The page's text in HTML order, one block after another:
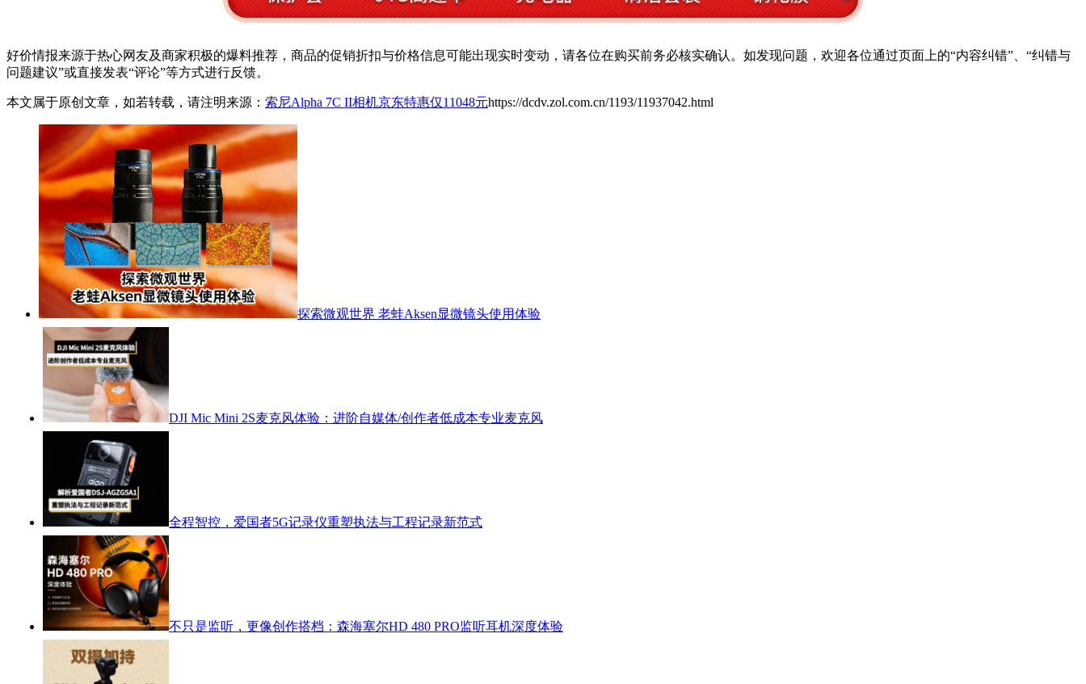
好价情报来源于热心网友及商家积极的爆料推荐，商品的促销折扣与价格信息可能出现实时变动，请各位在购买前务必核实确认。如发现问题，欢迎各位通过页面上的“内容纠错”、“纠错与
问题建议”或直接发表“评论”等方式进行反馈。
本文属于原创文章，如若转载，请注明来源： 索尼Alpha 7C II相机京东特惠仅11048元https://dcdv.zol.com.cn/1193/11937042.html
探索微观世界 老蛙Aksen显微镜头使用体验
DJI Mic Mini 2S麦克风体验：进阶自媒体/创作者低成本专业麦克风
全程智控，爱国者5G记录仪重塑执法与工程记录新范式
不只是监听，更像创作搭档：森海塞尔HD 480 PRO监听耳机深度体验